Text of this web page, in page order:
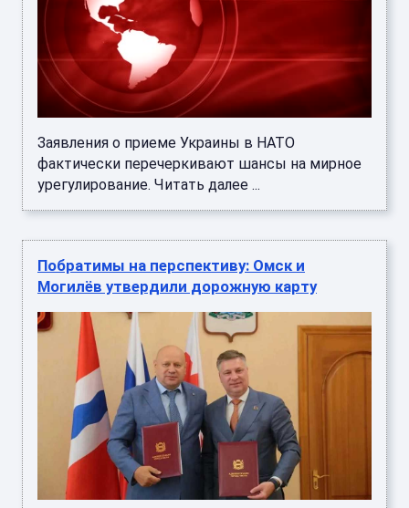
Заявления о приеме Украины в НАТО
фактически перечеркивают шансы на мирное
урегулирование. Читать далее ...
Побратимы на перспективу: Омск и
Могилёв утвердили дорожную карту